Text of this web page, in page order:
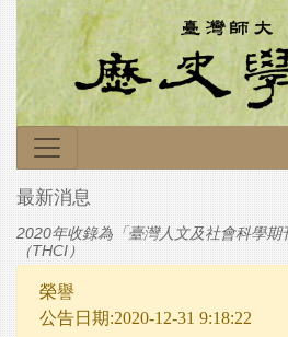
最新消息
2020年收錄為「臺灣人文及社會科學期
（THCI）
榮譽
公告日期:2020-12-31 9:18:22